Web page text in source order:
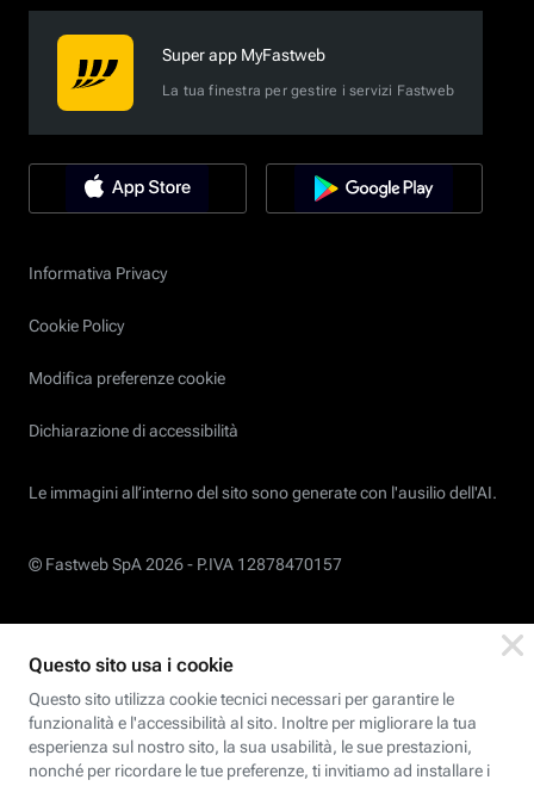
Super app MyFastweb
La tua finestra per gestire i servizi Fastweb
Informativa Privacy
Cookie Policy
Modifica preferenze cookie
Dichiarazione di accessibilità
Le immagini all’interno del sito sono generate con l'ausilio dell'AI.
© Fastweb SpA 2026 - P.IVA 12878470157